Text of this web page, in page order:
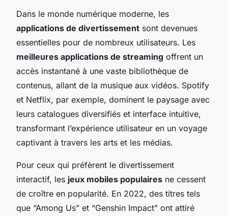
Dans le monde numérique moderne, les
applications de divertissement sont devenues
essentielles pour de nombreux utilisateurs. Les
meilleures applications de streaming offrent un
accès instantané à une vaste bibliothèque de
contenus, allant de la musique aux vidéos. Spotify
et Netflix, par exemple, dominent le paysage avec
leurs catalogues diversifiés et interface intuitive,
transformant l’expérience utilisateur en un voyage
captivant à travers les arts et les médias.
Pour ceux qui préfèrent le divertissement
interactif, les jeux mobiles populaires ne cessent
de croître en popularité. En 2022, des titres tels
que “Among Us” et “Genshin Impact” ont attiré